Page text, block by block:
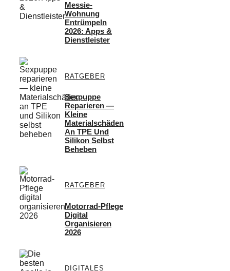
Messie-
Wohnung
Entrümpeln
2026: Apps &
Dienstleister
RATGEBER
Sexpuppe
Reparieren —
Kleine
Materialschäden
An TPE Und
Silikon Selbst
Beheben
RATGEBER
Motorrad-Pflege
Digital
Organisieren
2026
DIGITALES